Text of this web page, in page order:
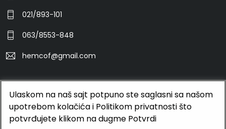
021/893-101
063/8553-848
hemcof@gmail.com
©2026 HEMCOF DOO
BUTOBU - Izrada web sajta i internet prodavnice, optimizacija
sajtova, web marketing
Ulaskom na naš sajt potpuno ste saglasni sa našom
upotrebom kolačića i Politikom privatnosti što
potvrđujete klikom na dugme Potvrdi